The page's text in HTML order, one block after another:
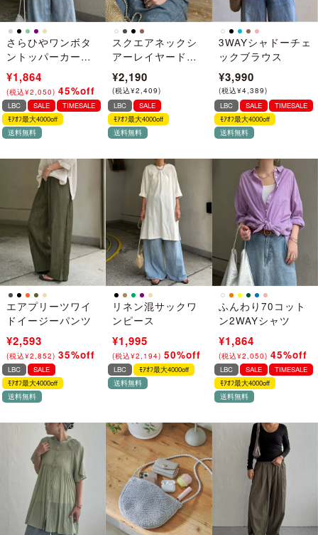
さらひやワンボタ
ントッパーカーデ
ィガン
¥3,390
(税込 ¥3,729) →
¥1,864
(税込¥2,050) 45%off
スクエアネックシ
アーレイヤードタ
ンクトップ
¥2,190
(税込¥2,409)
3WAYシャドーチェ
ックブラウス
¥3,990
(税込¥4,389)
LBC
SALE
TIMESALE
ﾓｱｵﾌ最大4000off
送料無料
エアプリーツワイ
ドイージーパンツ
¥3,990
(税込 ¥4,389) →
¥2,593
(税込¥2,852) 35%off
LBC
SALE
ﾓｱｵﾌ最大4000off
送料無料
リネン混サックワ
ンピース
¥3,990
(税込¥4,389) →
¥1,995
(税込¥2,194) 50%off
LBC SALE
TIMESALE
ﾓｱｵﾌ最大4000off
送料無料
ふんわり70コット
ン2WAYシャツ
¥3,390
(税込 ¥3,729) →
¥1,864
(税込¥2,050) 45%off
LBC
SALE
ﾓｱｵﾌ最大4000off
送料無料
LBC
ﾓｱｵﾌ最大4000off
送料無料
LBC SALE
TIMESALE
ﾓｱｵﾌ最大4000off
送料無料